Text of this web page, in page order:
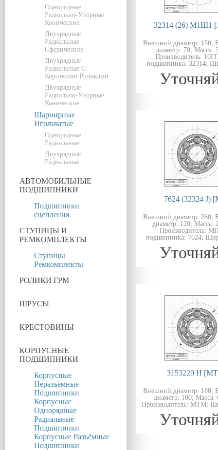
Однорядные
Радиально-Упорные
Конические
Двухрядные
Радиальные
Сферические
Двухрядные
Радиальные С
Короткими Роликами
Двухрядные
Радиально-Упорные
Конические
Шарнирные
Игольчатые
Однорядные
Радиальные
Двухрядные
Радиальные
АВТОМОБИЛЬНЫЕ
ПОДШИПНИКИ
Подшипники
сцепления
СТУПИЦЫ И
РЕМКОМПЛЕКТЫ
Ступицы
Ремкомплекты
РОЛИКИ ГРМ
ШРУСЫ
КРЕСТОВИНЫ
КОРПУСНЫЕ
ПОДШИПНИКИ
Корпусные
Неразъёмные
Подшипники
Корпусные
Однорядные
Радиальные
Подшипники
Корпусные Разъёмные
Подшипники
32314 (26) М1Ш1
Внешний диаметр: 150;
диаметр: 70; Масса:
Производитель:
подшипника: 32314;
7624 (32324 J)
Внешний диаметр: 260;
диаметр: 120; Масса:
Производитель:
подшипника: 7624;
3153220 Н
Внешний диаметр: 180;
диаметр: 100; Масса:
Производитель: MTM;